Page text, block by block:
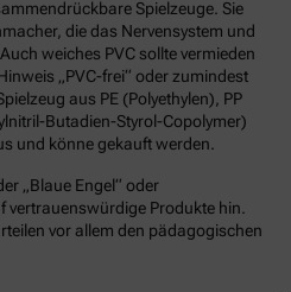
Spielzeuge. Sie
die das Nervensystem und
weiches PVC sollte vermieden
„PVC-frei“ oder zumindest
aus PE (Polyethylen), PP
Butadien-Styrol-Copolymer)
und könne gekauft werden.
„Blaue Engel“ oder
vertrauenswürdige Produkte hin.
vor allem den pädagogischen